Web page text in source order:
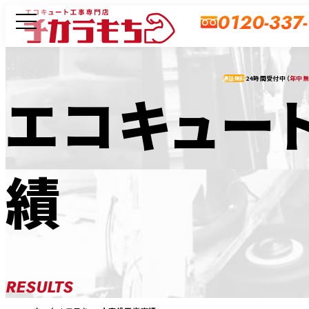
0120-
通話無料24時間受付中（年中
エコキュー
績
RESULTS